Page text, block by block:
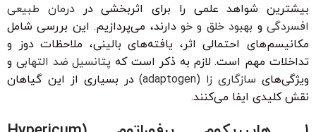
بیشترین شواهد علمی را برای اثربخشی دردرمان طبیعی
افسردگیو بهبود خلق و خو دارند، می‌پردازیم. این بررسی شامل
مکانیسم‌های احتمالی اثر، یافته‌های بالینی، ملاحظات دوز و
تداخلات مهم است. لازم به ذکر است که پتانسیل ضد التهابی و
ویژگی‌های سازگاری زا (adaptogen)
در بسیاری از این گیاهان
نقش کلیدی ایفا می‌کنند.